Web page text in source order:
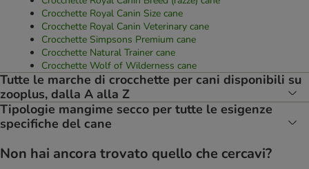
Crocchette Royal Canin Size cane
Crocchette Royal Canin Veterinary cane
Crocchette Simpsons Premium cane
Crocchette Natural Trainer cane
Crocchette Wolf of Wilderness cane
Tutte le marche di crocchette per cani disponibili su
zooplus, dalla A alla Z
Tipologie mangime secco per tutte le esigenze
specifiche del cane
Non hai ancora trovato quello che cercavi?